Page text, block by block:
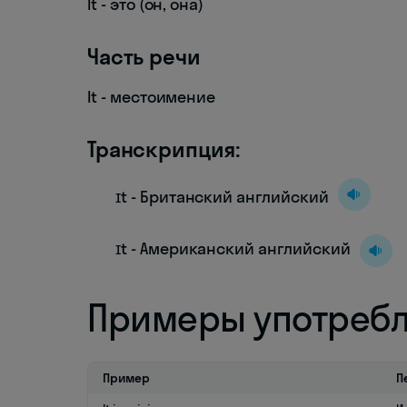
Часть речи
It - местоимение
Транскрипция:
ɪt - Британский английский
ɪt - Американский английский
Примеры
Пример